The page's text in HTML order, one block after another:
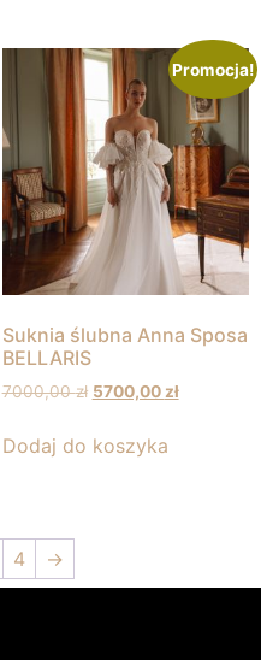
Promocja!
Suknia ślubna Anna Sposa
BELLARIS
7000,00zł 5700,00 zł
Dodaj do koszyka
4 →